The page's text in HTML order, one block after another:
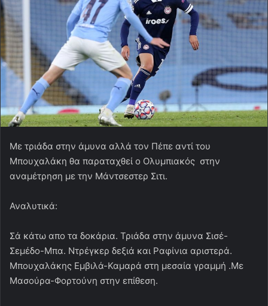
Με τριάδα στην άμυνα αλλά τον Πέπε αντί του
Μπουχαλάκη θα παραταχθεί ο Ολυμπιακός στην
αναμέτρηση με την Μάντσεστερ Σιτι.
Αναλυτικά:
Σά κάτω απο τα δοκάρια. Τριάδα στην άμυνα Σισέ-
Σεμέδο-Μπα. Ντρέγκερ δεξιά και Ραφίνια αριστερά.
Μπουχαλάκης Εμβιλά-Καμαρά στη μεσαία γραμμή .Με
Μασούρα-Φορτούνη στην επίθεση.